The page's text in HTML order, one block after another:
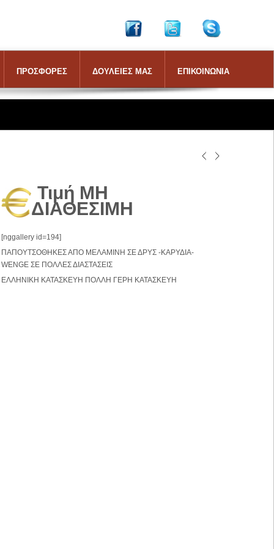
ΠΡΟΣΦΟΡΕΣ ΔΟΥΛΕΙΕΣ ΜΑΣ ΕΠΙΚΟΙΝΩΝΙΑ
Τιμή ΜΗ
ΔΙΑΘΕΣΙΜΗ
[nggallery id=194]
ΠΑΠΟΥΤΣΟΘΗΚΕΣ ΑΠΟ ΜΕΛΑΜΙΝΗ ΣΕ ΔΡΥΣ -ΚΑΡΥΔΙΑ-
WENGE ΣΕ ΠΟΛΛΕΣ ΔΙΑΣΤΑΣΕΙΣ
ΕΛΛΗΝΙΚΗ ΚΑΤΑΣΚΕΥΗ ΠΟΛΛΗ ΓΕΡΗ ΚΑΤΑΣΚΕΥΗ